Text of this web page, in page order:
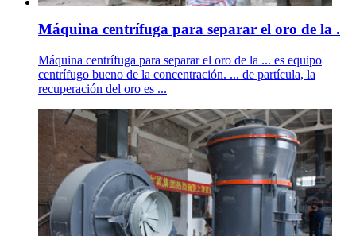
Máquina centrífuga para separar el oro de la .
Máquina centrífuga para separar el oro de la ... es equipo
centrífugo bueno de la concentración. ... de partícula, la
recuperación del oro es ...